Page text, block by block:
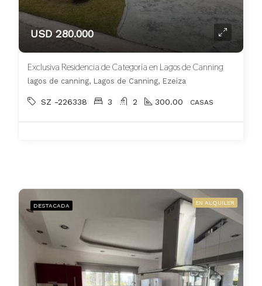
USD 280.000
Exclusiva Residencia de Categoría en Lagos de Canning
lagos de canning, Lagos de Canning, Ezeiza
SZ -226338 3 2 300.00 CASAS
DESTACADA EN ALQUILER